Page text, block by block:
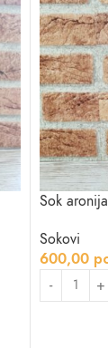
Sok
Sokovi
600,00